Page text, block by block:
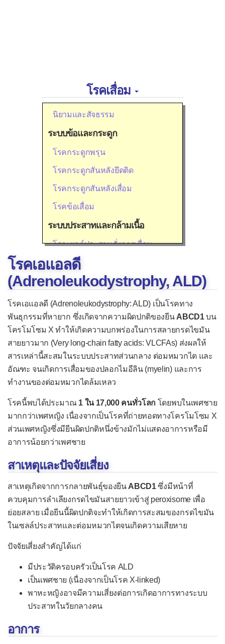
โรคเสื่อม
นิยามและสัจธรรม
ระบบข้อและกระดูก
โรคกระดูกพรุน
โรคกระดูกสันหลังยึดติด
โรคกระดูกสันหลังเสื่อม
โรคข้อเสื่อม
ระบบประสาทและกล้ามเนื้อ
โรคเซลล์ประสาทสั่งการเสื่อม
โรค ALS
โรค SMA
โรคกล้ามเนื้อลีบจากพันธุกรรม
โรคกล้ามเนื้อลีบดูเชน
โรคชาร์คอต-มารี-ทูธ
โรคปลอกประสาทเสื่อมแข็ง
โรคพาร์กินสัน
โรคลิววีบอดี
โรคอัลไซเมอร์
โรคเอ็มเอสเอ
โรคไอบีเอ็ม
โรค Friedreich's Ataxia
ระบบหัวใจและหลอดเลือด
โรคความดันโลหิตสูง
โรคความดันเลือดปอดสูง
โรคหลอดเลือดแดงตีบแข็ง
โรคกล้ามเนื้อหัวใจขาดเลือด
โรคเอแอลดี
(Adrenoleukodystrophy, ALD)
โรคเอแอลดี (Adrenoleukodystrophy: ALD) เป็นโรคทาง
พันธุกรรมที่หายาก ซึ่งเกิดจากความผิดปกติของยีน ABCD1บน
โครโมโซม X ทำให้เกิดความบกพร่องในการสลายกรดไขมัน
สายยาวมาก (Very long-chain fatty acids: VLCFAs) ส่งผลให้
สารเหล่านี้สะสมในระบบประสาทส่วนกลาง ต่อมหมวกไต และ
อัณฑะ จนเกิดการเสื่อมของปลอกไมอีลิน (myelin) และการ
ทำงานของต่อมหมวกไตล้มเหลว
โรคนี้พบได้ประมาณ 1 ใน 17,000 คนทั่วโลก โดยพบในเพศชาย
มากกว่าเพศหญิง เนื่องจากเป็นโรคที่ถ่ายทอดทางโครโมโซม X
ส่วนเพศหญิงซึ่งมียีนผิดปกติหนึ่งข้างมักไม่แสดงอาการหรือมี
อาการน้อยกว่าเพศชาย
สาเหตุและปัจจัยเสี่ยง
สาเหตุเกิดจากการกลายพันธุ์ของยีน ABCD1ซึ่งมีหน้าที่
ควบคุมการลำเลียงกรดไขมันสายยาวเข้าสู่ peroxisome เพื่อ
ย่อยสลาย เมื่อยีนนี้ผิดปกติจะทำให้เกิดการสะสมของกรดไขมัน
ในเซลล์ประสาทและต่อมหมวกไตจนเกิดความเสียหาย
ปัจจัยเสี่ยงสำคัญได้แก่
มีประวัติครอบครัวเป็นโรค ALD
เป็นเพศชาย (เนื่องจากเป็นโรค X-linked)
พาหะหญิงอาจมีความเสี่ยงต่อการเกิดอาการทางระบบ
ประสาทในวัยกลางคน
อาการ